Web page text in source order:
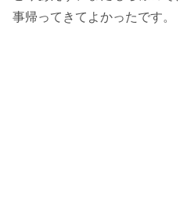
事帰ってきてよかったです。